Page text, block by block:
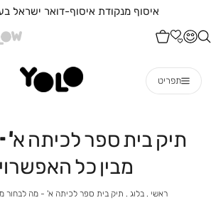
איסוף מנקודת איסוף-דואר ישראל בעלות
תפריט
תיק בית ספר לכיתה א'
מבין כל
ראשי ראשי
בלוג בלוג
תיק בית ספר לכיתה א' - מה לבחור